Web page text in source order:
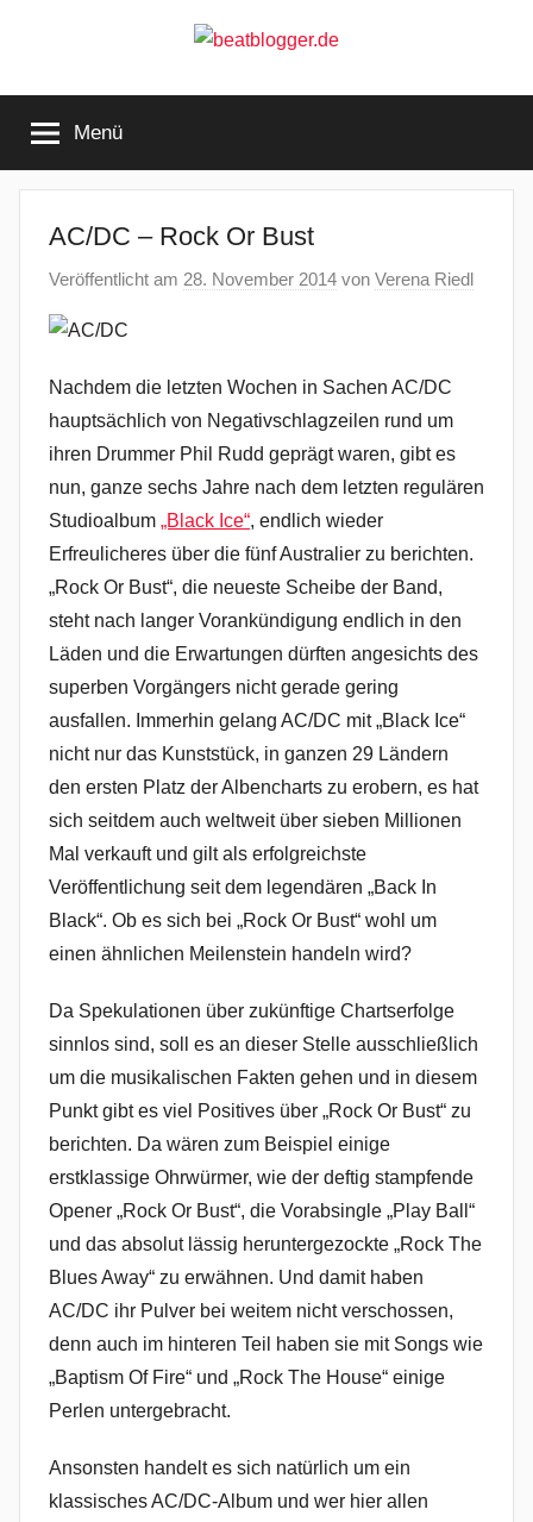
beatblogger.de
the
beat
goes
Menü
AC/DC – Rock Or Bust
Veröffentlicht am 28. November 2014 von Verena Riedl
Nachdem die letzten Wochen in Sachen AC/DC
hauptsächlich von Negativschlagzeilen rund um
ihren Drummer Phil Rudd geprägt waren, gibt es
nun, ganze sechs Jahre nach dem letzten regulären
Studioalbum „Black Ice“, endlich wieder
Erfreulicheres über die fünf Australier zu berichten.
„Rock Or Bust“, die neueste Scheibe der Band,
steht nach langer Vorankündigung endlich in den
Läden und die Erwartungen dürften angesichts des
superben Vorgängers nicht gerade gering
ausfallen. Immerhin gelang AC/DC mit „Black Ice“
nicht nur das Kunststück, in ganzen 29 Ländern
den ersten Platz der Albencharts zu erobern, es hat
sich seitdem auch weltweit über sieben Millionen
Mal verkauft und gilt als erfolgreichste
Veröffentlichung seit dem legendären „Back In
Black“. Ob es sich bei „Rock Or Bust“ wohl um
einen ähnlichen Meilenstein handeln wird?
Da Spekulationen über zukünftige Chartserfolge
sinnlos sind, soll es an dieser Stelle ausschließlich
um die musikalischen Fakten gehen und in diesem
Punkt gibt es viel Positives über „Rock Or Bust“ zu
berichten. Da wären zum Beispiel einige
erstklassige Ohrwürmer, wie der deftig stampfende
Opener „Rock Or Bust“, die Vorabsingle „Play Ball“
und das absolut lässig heruntergezockte „Rock The
Blues Away“ zu erwähnen. Und damit haben
AC/DC ihr Pulver bei weitem nicht verschossen,
denn auch im hinteren Teil haben sie mit Songs wie
„Baptism Of Fire“ und „Rock The House“ einige
Perlen untergebracht.
Ansonsten handelt es sich natürlich um ein
klassisches AC/DC-Album und wer hier allen